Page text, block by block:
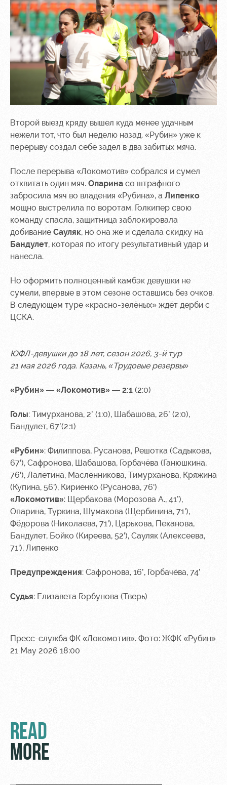
Events
Hosting
Fields
rent
Space
rentals
activities
Старт
Локо-Лето
Банковская
карта
«Локомотив»
Wallpapers
A fan card
Loyalty
Parking
Информация
болельщиков
МГН
Второй выезд кряду вышел куда менее удачным
нежели тот, что был неделю назад. «Рубин» уже к
перерыву создал себе задел в два забитых мяча.
После перерыва «Локомотив» собрался и сумел
отквитать один мяч. Опарина со штрафного
забросила мяч во владения «Рубина», а Липенко
мощно выстрелила по воротам. Голкипер свою
команду спасла, защитница заблокировала
добивание Сауляк, но она же и сделала скидку на
Бандулет, которая по итогу результативный удар и
нанесла.
Но оформить полноценный камбэк девушки не
сумели, впервые в этом сезоне оставшись без очков.
В следующем туре «красно-зелёных» ждёт дерби с
ЦСКА.
ЮФЛ-девушки до 18 лет, сезон 2026, 3-й тур
21 мая 2026 года. Казань, «Трудовые резервы»
«Рубин» — «Локомотив» — 2:1 (2:0)
Голы: Тимурханова, 2’ (1:0), Шабашова, 26’ (2:0),
Бандулет, 67’(2:1)
«Рубин»: Филиппова, Русанова, Решотка (Садыкова,
67'), Сафронова, Шабашова, Горбачёва (Ганюшкина,
76'), Лалетина, Масленникова, Тимурханова, Кряжина
(Купина, 56'), Кириенко (Русанова, 76')
«Локомотив»: Щербакова (Морозова А., 41’),
Опарина, Туркина, Шумакова (Щербинина, 71'),
Фёдорова (Николаева, 71'), Царькова, Пеканова,
Бандулет, Бойко (Киреева, 52'), Сауляк (Алексеева,
71'), Липенко
Предупреждения: Сафронова, 16’, Горбачёва, 74’
Судья: Елизавета Горбунова (Тверь)
Пресс-служба ФК «Локомотив». Фото: ЖФК «Рубин»
21 May 2026 18:00
READ
MORE